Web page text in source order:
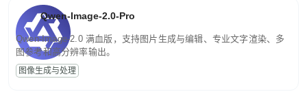
Qwen-Image-2.0-Pro
Qwen-Image-2.0 满血版，支持图片生成与编辑、专业文字渲染、多
图参考和高分辨率输出。
图像生成与处理